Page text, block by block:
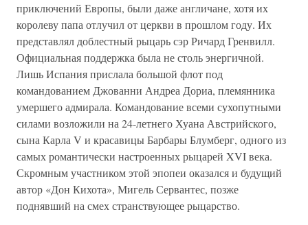
приключений Европы, были даже англичане, хотя их
королеву папа отлучил от церкви в прошлом году. Их
представлял доблестный рыцарь сэр Ричард Гренвилл.
Официальная поддержка была не столь энергичной.
Лишь Испания прислала большой флот под
командованием Джованни Андреа Дориа, племянника
умершего адмирала. Командование всеми сухопутными
силами возложили на 24-летнего Хуана Австрийского,
сына Карла V и красавицы Барбары Блумберг, одного из
самых романтически настроенных рыцарей XVI века.
Скромным участником этой эпопеи оказался и будущий
автор «Дон Кихота», Мигель Сервантес, позже
поднявший на смех странствующее рыцарство.